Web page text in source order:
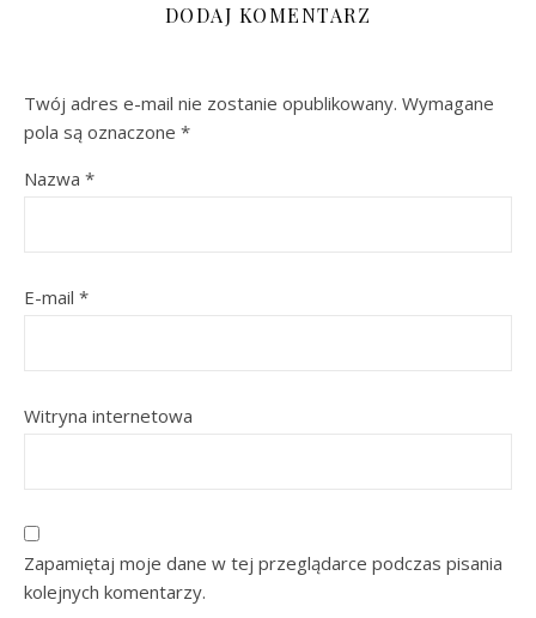
DODAJ KOMENTARZ
Twój adres e-mail nie zostanie opublikowany. Wymagane
pola są oznaczone *
Nazwa *
E-mail *
Witryna internetowa
Zapamiętaj moje dane w tej przeglądarce podczas pisania
kolejnych komentarzy.